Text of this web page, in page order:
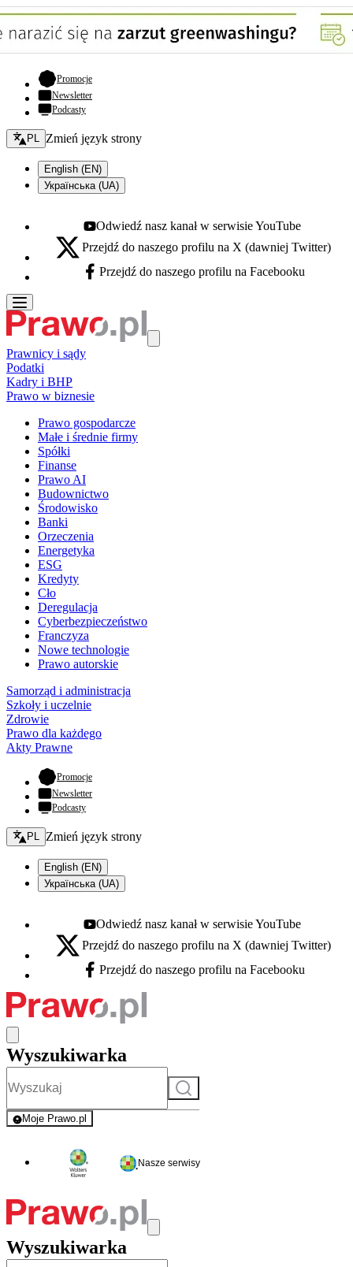
Promocje- otwiera się w nowej karcie
Newsletter
Podcasty
Zmień język - bieżący:
PL Zmień język strony
English (EN)
Українська (UA)
Youtube - otwiera się w nowej karcie
Odwiedź nasz kanał w serwisie YouTube
X - otwiera się w nowej karcie
Przejdź do naszego profilu na X (dawniej Twitter)
Facebook - otwiera się w nowej karcie
Przejdź do naszego profilu na Facebooku
Prawnicy i sądy
Podatki
Kadry i BHP
Prawo w biznesie
Prawo gospodarcze
Małe i średnie firmy
Spółki
Finanse
Prawo AI
Budownictwo
Środowisko
Banki
Orzeczenia
Energetyka
ESG
Kredyty
Cło
Deregulacja
Cyberbezpieczeństwo
Franczyza
Nowe technologie
Prawo autorskie
Samorząd i administracja
Szkoły i uczelnie
Zdrowie
Prawo dla każdego
Akty Prawne
Promocje- otwiera się w nowej karcie
Newsletter
Podcasty
Zmień język - bieżący:
PL Zmień język strony
English (EN)
Українська (UA)
Youtube - otwiera się w nowej karcie
Odwiedź nasz kanał w serwisie YouTube
X - otwiera się w nowej karcie
Przejdź do naszego profilu na X (dawniej Twitter)
Facebook - otwiera się w nowej karcie
Przejdź do naszego profilu na Facebooku
Wyszukiwarka
Szukaj
Moje Prawo.pl
- rejestracja i logowanie do serwisu
Nasze serwisy
Wyszukiwarka